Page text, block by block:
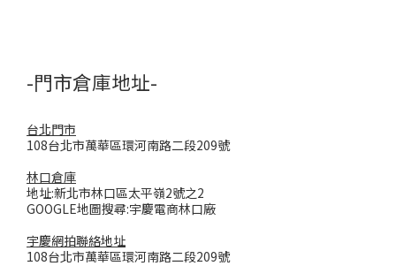
-門市倉庫地址-
台北門市
108台北市萬華區環河南路二段209號
林口倉庫
地址:新北市林口區太平嶺2號之2
GOOGLE地圖搜尋:宇慶電商林口廠
宇慶網拍聯絡地址
108台北市萬華區環河南路二段209號